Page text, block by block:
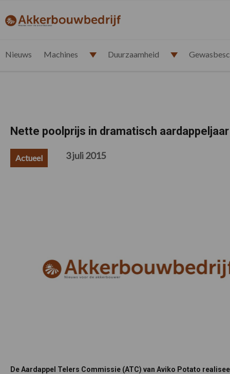
de
hoofdnavigatie
de
hoofd
de
eerste
de
voettekst
akkerbouwbedrijf.nl
Nieuws Machines Duurzaamheid
Nette poolprijs in dramatisch aardappeljaar
Actueel 3 juli 2015
De Aardappel Telers Commissie (ATC) van Aviko Potato